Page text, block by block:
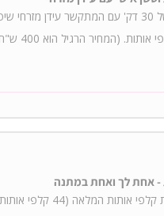
סשן אישי טלפוני של 30 דק' עם המתקשר עידן
(המחיר הרגיל הוא 400 ש"ח. שווה!)
- אחת לך ואחת במתנה
מעניקים את חפיסת קלפי אותות